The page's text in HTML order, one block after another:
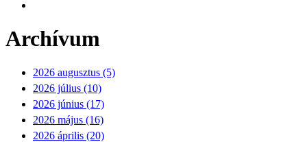
Archívum
2026 augusztus (5)
2026 július (10)
2026 június (17)
2026 május (16)
2026 április (20)